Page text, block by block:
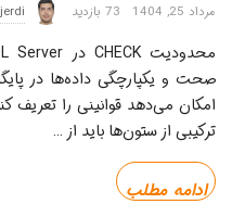
مرداد 25, 1404 73 بازدید
صحت و یکپارچگی داده‌ها در
امکان می‌دهد قوانینی را تعریف
ترکیبی از ستون‌ها باید از …
ادامه مطلب